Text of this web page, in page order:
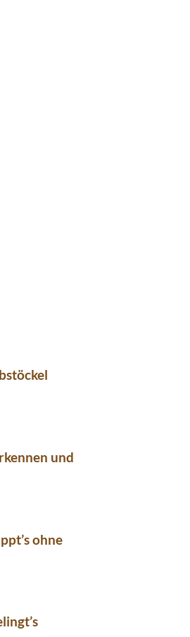
und
ohne